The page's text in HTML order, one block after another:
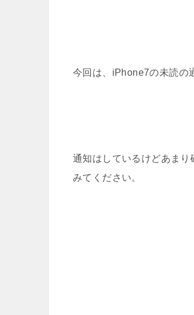
今回は、iPhone7の未読の
通知はしているけどあま
みてください。